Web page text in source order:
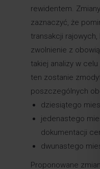
rewidentem.
zaznaczyć, że
transakcji
zwolnienie z
takiej analizy w
ten zostanie
poszczególnych
dziesiątego
jedenastego
dokumentacji
dwunastego
Proponowane